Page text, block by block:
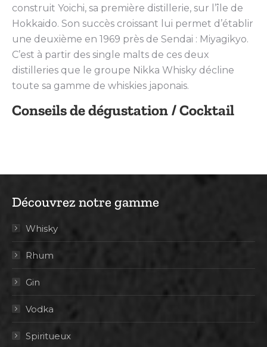
construit Yoichi, sa première distillerie, sur l’île de
Hokkaido. Son succès croissant lui permet d’établir
une deuxième en 1969 près de Sendai : Miyagikyo.
C’est à partir des single malts de ces deux
distilleries que le groupe Nikka Whisky décline
toute sa gamme de whiskies japonais.
Conseils de dégustation / Cocktail
Découvrez notre gamme
Whisky
Rhum
Gin
Vodka
Spiritueux